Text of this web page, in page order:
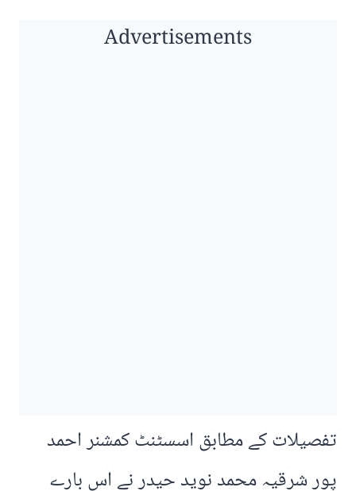
Advertisements
تفصیلات کے مطابق اسسٹنٹ کمشنر احمد
پور شرقیہ محمد نوید حیدر نے اس بارے